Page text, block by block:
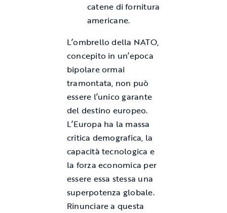
catene di fornitura
americane.
L’ombrello della NATO,
concepito in un’epoca
bipolare ormai
tramontata, non può
essere l’unico garante
del destino europeo.
L’Europa ha la massa
critica demografica, la
capacità tecnologica e
la forza economica per
essere essa stessa una
superpotenza globale.
Rinunciare a questa